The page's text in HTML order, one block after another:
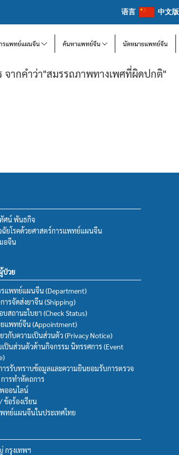
语言 中文版
ารแพทย์แผนจีน ค้นหาแพทย์จีน นัดหมายแพทย์จีน
จากคำว่า"สมรรถภาพทางเพศที่ผิดปกติ"
ศน์ พันธกิจ
ฉัยโรคด้วยศาสตร์การแพทย์แผนจีน
อจีน
ป่วย
รแพทย์แผนจีน (Department)
ารจัดส่งยาจีน (Shipping)
บสถานะใบยา (Check Status)
แพทย์จีน (Appointment)
วกับความเป็นส่วนตัว (Privacy Notice)
เป็นส่วนตัวด้านกิจกรรม นิทรรศการ (Event
ารรับทราบข้อมูลและความยินยอมรับการตรวจ
ารทำหัตถการ
ออนไลน์
ข้อร้องเรียน
พทย์แผนจีนในประเทศไทย
กรุงเทพฯ